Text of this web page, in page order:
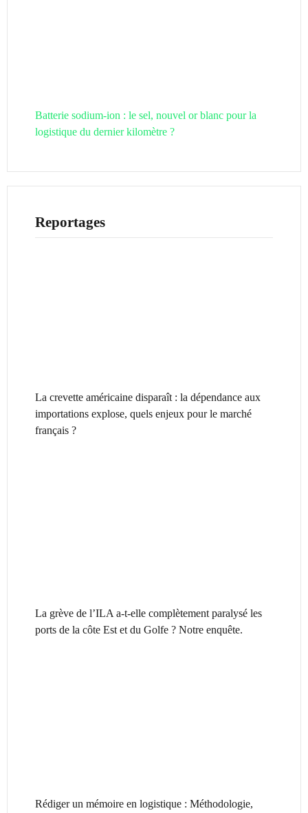
Batterie sodium-ion : le sel, nouvel or blanc pour la
logistique du dernier kilomètre ?
Reportages
La crevette américaine disparaît : la dépendance aux
importations explose, quels enjeux pour le marché
français ?
La grève de l’ILA a-t-elle complètement paralysé les
ports de la côte Est et du Golfe ? Notre enquête.
Rédiger un mémoire en logistique : Méthodologie,